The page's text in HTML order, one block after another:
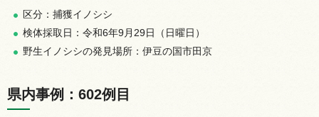
区分：捕獲イノシシ
検体採取日：令和6年9月29日（日曜日）
野生イノシシの発見場所：伊豆の国市田京
県内事例：602例目